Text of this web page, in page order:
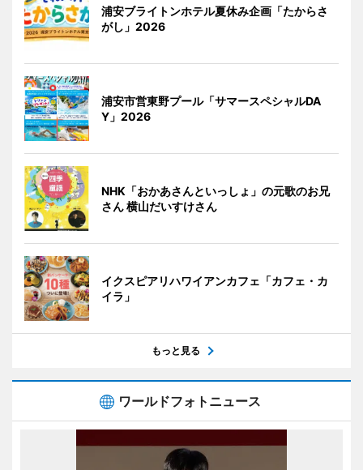
浦安ブライトンホテル夏休み企画「たからさ
がし」2026
浦安市営東野プール「サマースペシャルDA
Y」2026
NHK「おかあさんといっしょ」の元歌のお兄
さん 横山だいすけさん
イクスピアリハワイアンカフェ「カフェ・カ
イラ」
もっと見る
ワールドフォトニュース